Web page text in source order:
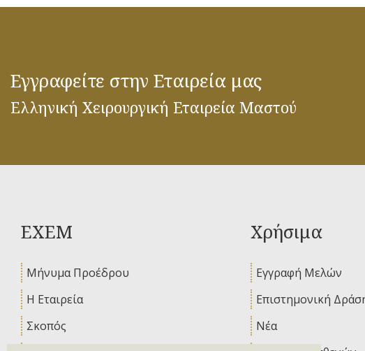
Εγγραφείτε στην Εταιρεία μας
Ελληνική Χειρουργική Εταιρεία Μαστού
ΕΧΕΜ
Μήνυμα Προέδρου
Η Εταιρεία
Σκοπός
Χρήσιμα
Εγγραφή Μελών
Επιστημονική
Νέα